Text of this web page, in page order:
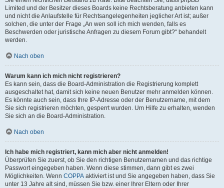
Limited und der Besitzer dieses Boards keine Rechtsberatung anbieten kann
und nicht die Anlaufstelle für Rechtsangelegenheiten jeglicher Art ist; außer
solchen, die unter der Frage „An wen soll ich mich wenden, falls es
Beschwerden oder juristische Anfragen zu diesem Forum gibt?“ behandelt
werden.
Nach oben
Warum kann ich mich nicht registrieren?
Es kann sein, dass die Board-Administration die Registrierung komplett
ausgeschaltet hat, damit sich keine neuen Benutzer mehr anmelden können.
Es könnte auch sein, dass Ihre IP-Adresse oder der Benutzername, mit dem
Sie sich registrieren möchten, gesperrt wurden. Um Hilfe zu erhalten, wenden
Sie sich an die Board-Administration.
Nach oben
Ich habe mich registriert, kann mich aber nicht anmelden!
Überprüfen Sie zuerst, ob Sie den richtigen Benutzernamen und das richtige
Passwort eingegeben haben. Wenn diese stimmen, dann gibt es zwei
Möglichkeiten. Wenn COPPA aktiviert ist und Sie angegeben haben, dass Sie
unter 13 Jahre alt sind, müssen Sie bzw. einer Ihrer Eltern oder Ihrer